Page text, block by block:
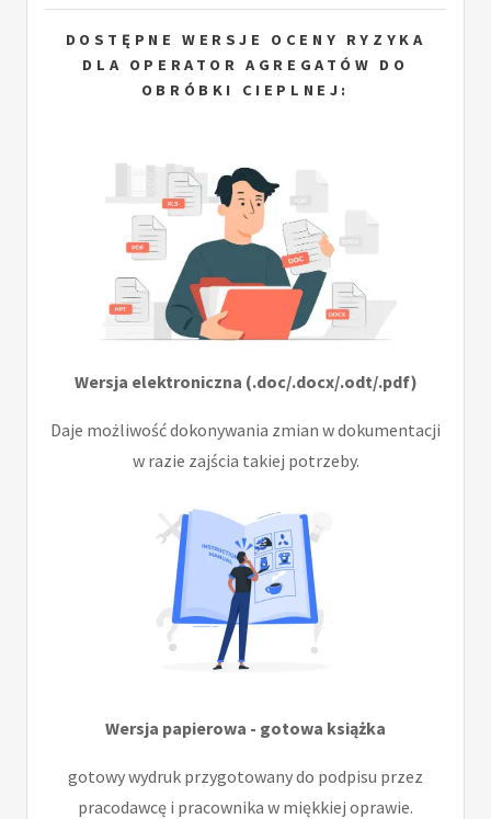
DOSTĘPNE WERSJE OCENY RYZYKA
DLA OPERATOR AGREGATÓW DO
OBRÓBKI CIEPLNEJ:
Wersja elektroniczna (.doc/.docx/.odt/.pdf)
Daje możliwość dokonywania zmian w dokumentacji
w razie zajścia takiej potrzeby.
Wersja papierowa - gotowa książka
gotowy wydruk przygotowany do podpisu przez
pracodawcę i pracownika w miękkiej oprawie.